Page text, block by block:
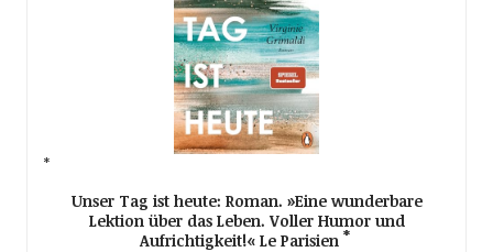
Unser Tag ist heute: Roman. »Eine wunderbare
Lektion über das Leben. Voller Humor und
Aufrichtigkeit!« Le Parisien